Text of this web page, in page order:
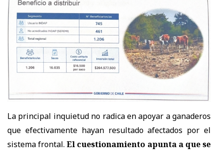
La principal inquietud no radica en apoyar a ganaderos
que efectivamente hayan resultado afectados por el
sistema frontal.El cuestionamiento apunta a que se